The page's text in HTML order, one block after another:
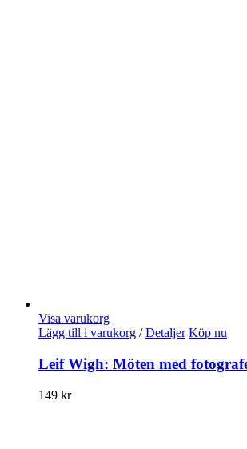
Visa varukorg
Lägg till i varukorg / Detaljer Köp nu
Leif Wigh: Möten med
149 kr